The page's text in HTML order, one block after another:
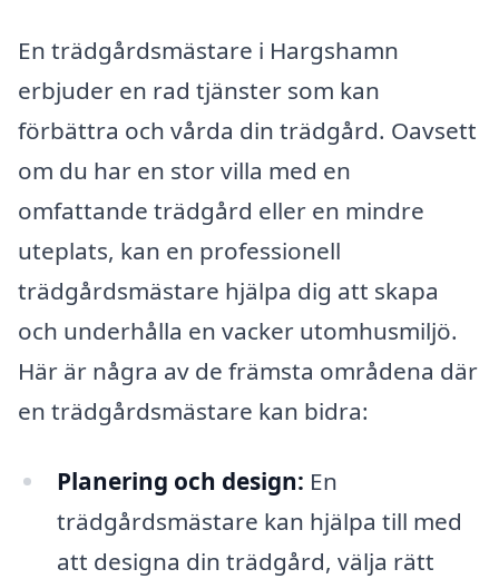
En trädgårdsmästare i Hargshamn
erbjuder en rad tjänster som kan
förbättra och vårda din trädgård. Oavsett
om du har en stor villa med en
omfattande trädgård eller en mindre
uteplats, kan en professionell
trädgårdsmästare hjälpa dig att skapa
och underhålla en vacker utomhusmiljö.
Här är några av de främsta områdena där
en trädgårdsmästare kan bidra:
Planering och design: En
trädgårdsmästare kan hjälpa till med
att designa din trädgård, välja rätt